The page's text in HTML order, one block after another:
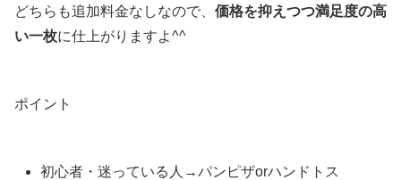
どちらも追加料金なしなので、 価格を抑えつつ満足度の高
い一枚に仕上がりますよ^^
ポイント
初心者・迷っている人→パンピザorハンドトス